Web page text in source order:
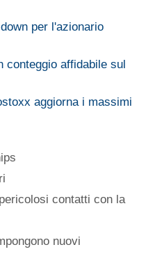
per l'azionario
conteggio affidabile sul
aggiorna i massimi
contatti con la
nuovi